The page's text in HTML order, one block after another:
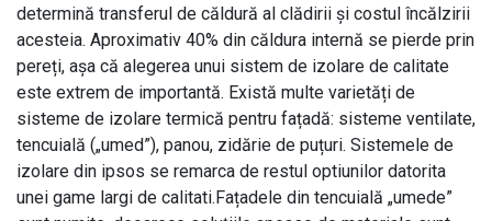
determină transferul de căldură al clădirii și costul încălzirii
acesteia. Aproximativ 40% din căldura internă se pierde prin
pereți, așa că alegerea unui sistem de izolare de calitate
este extrem de importantă. Există multe varietăți de
sisteme de izolare termică pentru fațadă: sisteme ventilate,
tencuială („umed”), panou, zidărie de puțuri. Sistemele de
izolare din ipsos se remarca de restul optiunilor datorita
unei game largi de calitati.Fațadele din tencuială „umede”